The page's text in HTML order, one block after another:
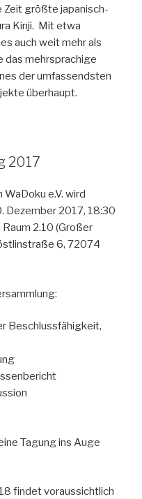
Zeit größte japanisch-
Kinji. Mit etwa
auch weit mehr als
das mehrsprachige
der umfassendsten
überhaupt.
2017
e.V. wird
Dezember 2017, 18:30
Raum 2.10 (Großer
6, 72074
Beschlussfähigkeit,
Tagung ins Auge
findet voraussichtlich